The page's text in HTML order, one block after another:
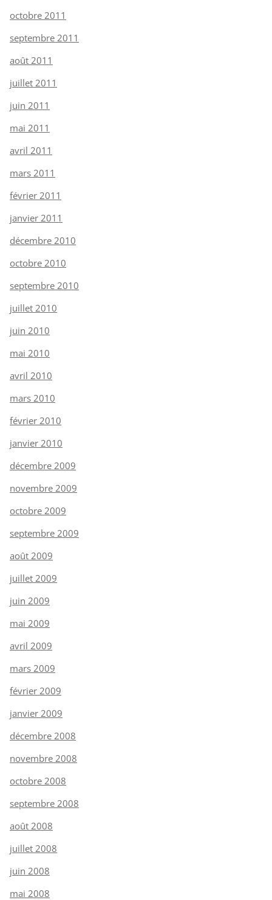
octobre 2011
septembre 2011
août 2011
juillet 2011
juin 2011
mai 2011
avril 2011
mars 2011
février 2011
janvier 2011
décembre 2010
octobre 2010
septembre 2010
juillet 2010
juin 2010
mai 2010
avril 2010
mars 2010
février 2010
janvier 2010
décembre 2009
novembre 2009
octobre 2009
septembre 2009
août 2009
juillet 2009
juin 2009
mai 2009
avril 2009
mars 2009
février 2009
janvier 2009
décembre 2008
novembre 2008
octobre 2008
septembre 2008
août 2008
juillet 2008
juin 2008
mai 2008